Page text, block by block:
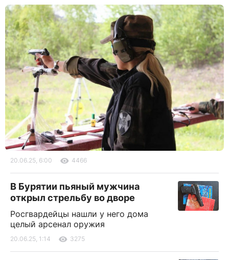
20.06.25, 6:00 4466
В Бурятии пьяный мужчина
открыл стрельбу во дворе
Росгвардейцы нашли у него дома
целый арсенал оружия
20.06.25, 1:14 3275